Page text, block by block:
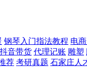
钢琴入门指法教程 电
抖音带货 代理记账 雕塑
荐 考研真题 石家庄人